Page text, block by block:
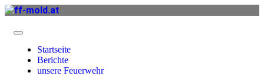
Startseite
Berichte
unsere Feuerwehr